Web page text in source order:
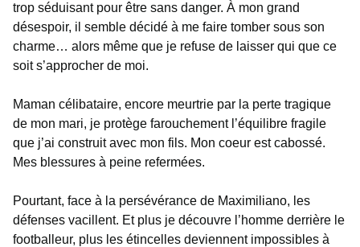
trop séduisant pour être sans danger. À mon grand
désespoir, il semble décidé à me faire tomber sous son
charme… alors même que je refuse de laisser qui que ce
soit s’approcher de moi.
Maman célibataire, encore meurtrie par la perte tragique
de mon mari, je protège farouchement l’équilibre fragile
que j’ai construit avec mon fils. Mon coeur est cabossé.
Mes blessures à peine refermées.
Pourtant, face à la persévérance de Maximiliano, les
défenses vacillent. Et plus je découvre l’homme derrière le
footballeur, plus les étincelles deviennent impossibles à